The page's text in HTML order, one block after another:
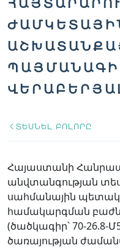
ՏԵՍՆԵԼ ԲՈԼՈՐԸ
Հայաստանի
անվտանգության
սահմանային
համակարգման
(ծածկագիր՝ 70-
ծառայության